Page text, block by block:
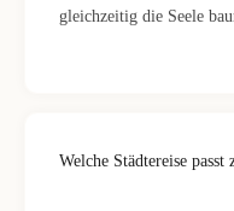
gleichzeitig die Seele
Welche Städtereise passt